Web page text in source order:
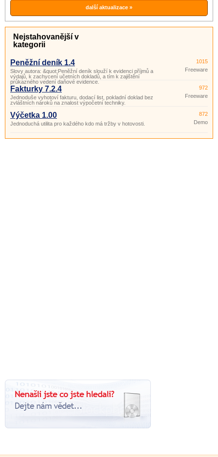
další aktualizace »
Nejstahovanější v
kategorii
Peněžní deník 1.4
Slovy autora: &quot;Peněžní deník slouží k evidenci příjmů a
výdajů, k zachycení učetních dokladů, a tím k zajištění
průkazného vedení daňové evidence.
1015
Freeware
Fakturky 7.2.4
Jednoduše vyhotoví fakturu, dodací list, pokladní doklad bez
zvláštních nároků na znalost výpočetní techniky.
972
Freeware
Výčetka 1.00
Jednoduchá utilita pro každého kdo má tržby v hotovosti.
872
Demo